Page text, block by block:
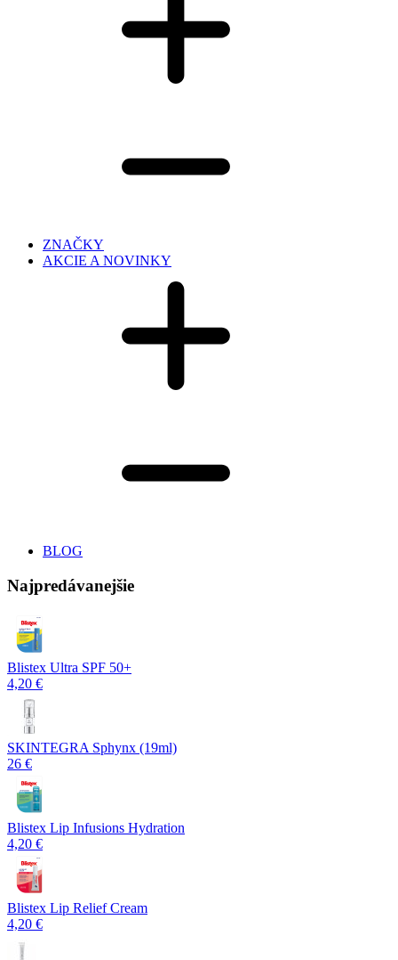
ZNAČKY
AKCIE A NOVINKY
BLOG
Najpredávanejšie
Blistex Ultra SPF 50+
4,20 €
SKINTEGRA Sphynx (19ml)
26 €
Blistex Lip Infusions Hydration
4,20 €
Blistex Lip Relief Cream
4,20 €